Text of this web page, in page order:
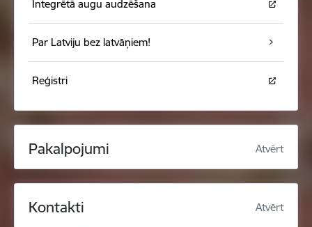
Integrētā augu audzēšana
Par Latviju bez latvāņiem!
Reģistri
Pakalpojumi Atvērt
Kontakti Atvērt